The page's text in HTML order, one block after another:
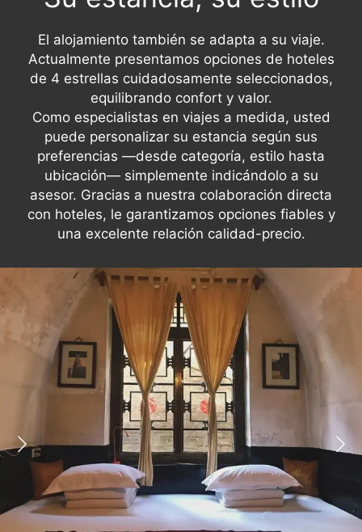
El alojamiento también se adapta a su viaje.
Actualmente presentamos opciones de hoteles
de 4 estrellas cuidadosamente seleccionados,
equilibrando confort y valor.
Como especialistas en viajes a medida, usted
puede personalizar su estancia según sus
preferencias —desde categoría, estilo hasta
ubicación— simplemente indicándolo a su
asesor. Gracias a nuestra colaboración directa
con hoteles, le garantizamos opciones fiables y
una excelente relación calidad-precio.